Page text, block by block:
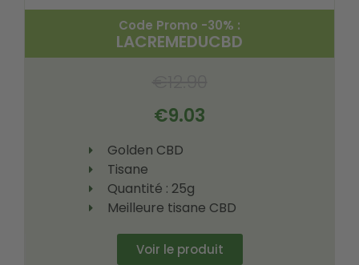
Code Promo -30% :
LACREMEDUCBD
€9.03
Golden CBD
Tisane
Quantité : 25g
Meilleure tisane CBD
Voir le produit